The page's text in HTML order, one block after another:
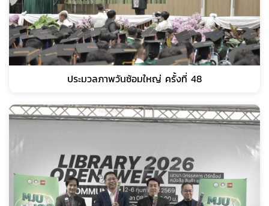
ประมวลภาพวันซ้อมใหญ่ ครั้งที่ 48